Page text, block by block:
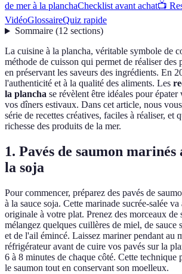
de mer à la planchaChecklist avant achat📺
VidéoGlossaireQuiz rapide
Sommaire(12 sections)
La cuisine à la plancha, véritable symbole de
méthode de cuisson qui permet de réaliser des
en préservant les saveurs des ingrédients. En
l'authenticité et à la qualité des aliments. Les
la plancha se révèlent être idéales pour
vos dîners estivaux. Dans cet article, nous
série de recettes créatives, faciles à réaliser, et
richesse des produits de la mer.
1. Pavés de saumon
la soja
Pour commencer, préparez des pavés de
à la sauce soja. Cette marinade sucrée-salée
originale à votre plat. Prenez des morceaux de
mélangez quelques cuillères de miel, de sauce
et de l'ail émincé. Laissez mariner pendant au
réfrigérateur avant de cuire vos pavés sur la
6 à 8 minutes de chaque côté. Cette technique
le saumon tout en conservant son moelleux.